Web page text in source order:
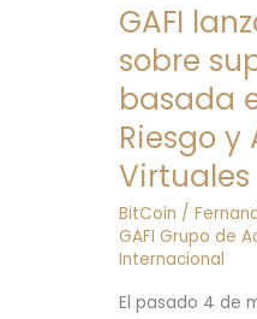
GAFI
sobre
basada
Riesgo y
Virtuales
BitCoin /
GAFI Grupo de
Internacional
El pasado 4 de
GAFI
lanza
su
guía
sobre
supervisión
en
el